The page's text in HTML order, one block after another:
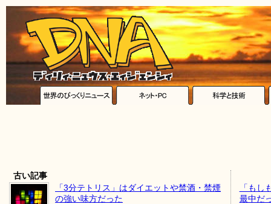
古い記事
「3分テトリス」はダイエットや禁酒・禁煙
の強い味方だった
「もし
最中だ